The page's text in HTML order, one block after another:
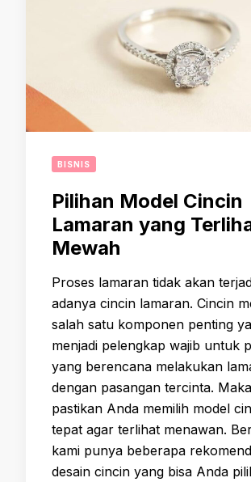
BISNIS
Pilihan Model Cincin
Lamaran yang
Mewah
Proses lamaran tidak akan
adanya cincin lamaran. Cincin
salah satu komponen penting
menjadi pelengkap wajib untuk
yang berencana melakukan
dengan pasangan tercinta.
pastikan Anda memilih model
tepat agar terlihat menawan.
kami punya beberapa
desain cincin yang bisa Anda